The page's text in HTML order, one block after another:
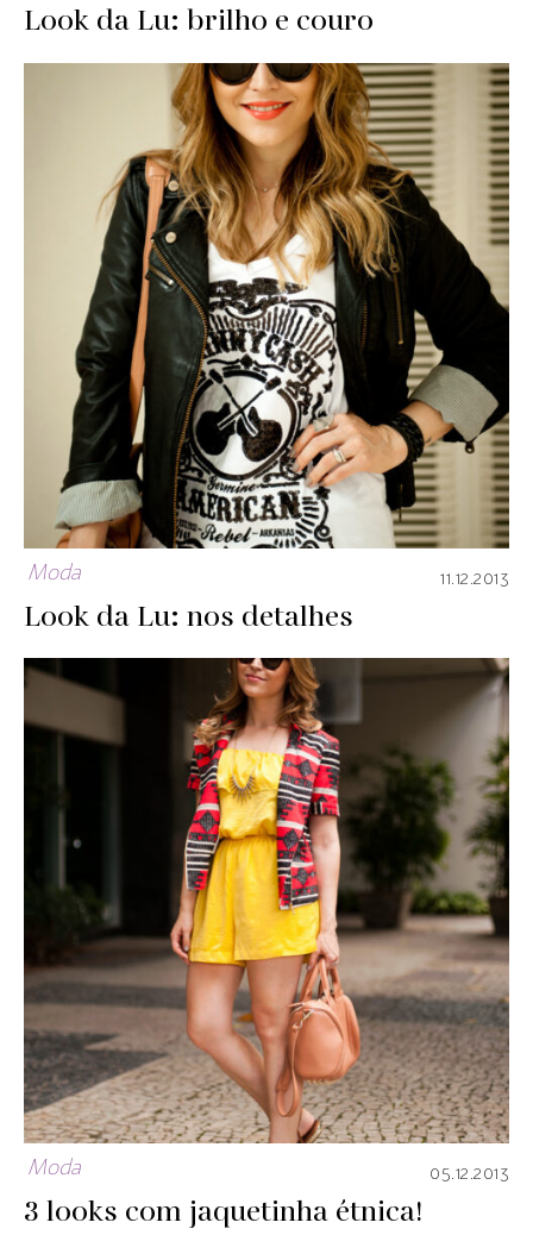
Look da Lu: brilho e couro
Moda 11.12.2013
Look da Lu: nos detalhes
Moda 05.12.2013
3 looks com jaquetinha étnica!